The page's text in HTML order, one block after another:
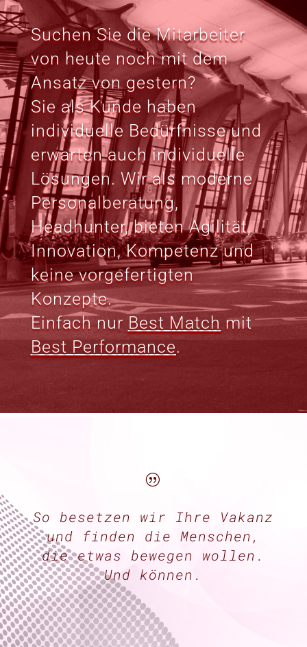
Suchen Sie die Mitarbeiter
von heute noch mit dem
Ansatz von gestern?
Sie als Kunde haben
individuelle Bedürfnisse und
erwarten auch individuelle
Lösungen. Wir als moderne
Personalberatung,
Headhunter, bieten Agilität,
Innovation, Kompetenz und
keine vorgefertigten
Konzepte.
Einfach nur Best Match mit
Best Performance.
|
So besetzen wir Ihre Vakanz
und finden die Menschen,
die etwas bewegen wollen.
Und können.